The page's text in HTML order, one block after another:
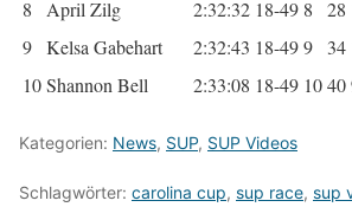
8
April Zilg 2:32:32 18-49 8 28
9 Kelsa Gabehart 2:32:43 18-499 34
10Shannon Bell 2:33:08 18-49 1040
Kategorien: News, SUP, SUP Videos
Schlagwörter: carolina cup, sup race, sup